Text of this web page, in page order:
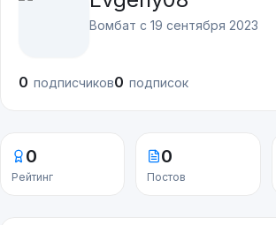
Вомбат с 19 сентября 2023
0 подписчиков0 подписок
0
Рейтинг
0
Постов